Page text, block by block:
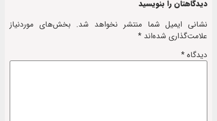
دیدگاهتان را بنویسید
نشانی ایمیل شما منتشر نخواهد شد. بخش‌های موردنیاز
علامت‌گذاری شده‌اند *
دیدگاه *